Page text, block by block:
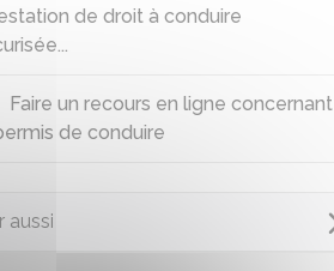
de droit à conduire
Faire un recours en ligne concernant
de conduire
aussi